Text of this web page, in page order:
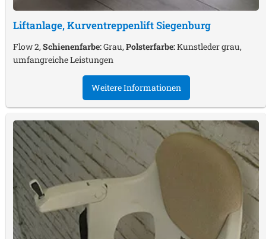
Liftanlage, KurventreppenliftSiegenburg
Flow 2,Schienenfarbe:Grau,Polsterfarbe:Kunstleder grau,
umfangreiche Leistungen
Weitere Informationen